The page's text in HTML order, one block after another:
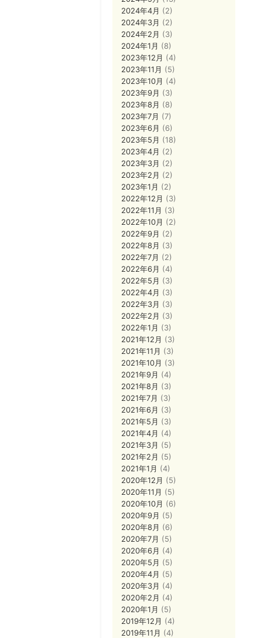
2024年4月 (2)
2024年3月 (2)
2024年2月 (3)
2024年1月 (8)
2023年12月 (4)
2023年11月 (5)
2023年10月 (4)
2023年9月 (3)
2023年8月 (8)
2023年7月 (7)
2023年6月 (6)
2023年5月 (18)
2023年4月 (2)
2023年3月 (2)
2023年2月 (2)
2023年1月 (2)
2022年12月 (3)
2022年11月 (3)
2022年10月 (2)
2022年9月 (2)
2022年8月 (3)
2022年7月 (2)
2022年6月 (4)
2022年5月 (3)
2022年4月 (3)
2022年3月 (3)
2022年2月 (3)
2022年1月 (3)
2021年12月 (3)
2021年11月 (3)
2021年10月 (3)
2021年9月 (4)
2021年8月 (3)
2021年7月 (3)
2021年6月 (3)
2021年5月 (3)
2021年4月 (4)
2021年3月 (5)
2021年2月 (5)
2021年1月 (4)
2020年12月 (5)
2020年11月 (5)
2020年10月 (6)
2020年9月 (5)
2020年8月 (6)
2020年7月 (5)
2020年6月 (4)
2020年5月 (5)
2020年4月 (5)
2020年3月 (4)
2020年2月 (4)
2020年1月 (5)
2019年12月 (4)
2019年11月 (4)